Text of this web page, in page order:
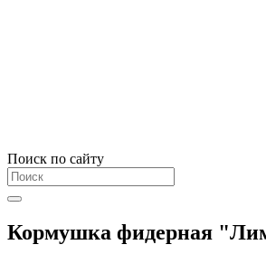
Поиск по сайту
Кормушка фидерная